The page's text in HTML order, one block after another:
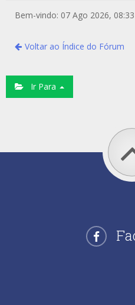
Bem-vindo: 07 Ago 2026, 08:33
Voltar ao Índice do Fórum
Ir Para